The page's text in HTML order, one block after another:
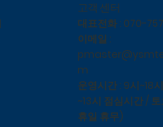
​고객 센터
대표전화 : 070-
이메일 :
m
운영시간 : 9시~18
~13시 점심시간 /
휴일 휴무)